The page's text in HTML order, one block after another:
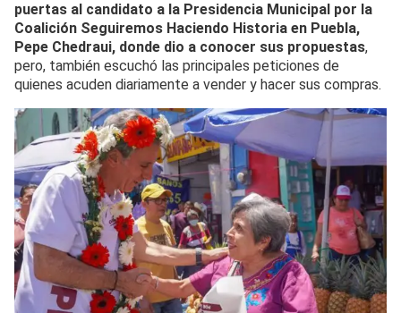
puertas al candidato a la Presidencia Municipal por la
Coalición Seguiremos Haciendo Historia en Puebla,
Pepe Chedraui, donde dio a conocer sus propuestas,
pero, también escuchó las principales peticiones de
quienes acuden diariamente a vender y hacer sus compras.